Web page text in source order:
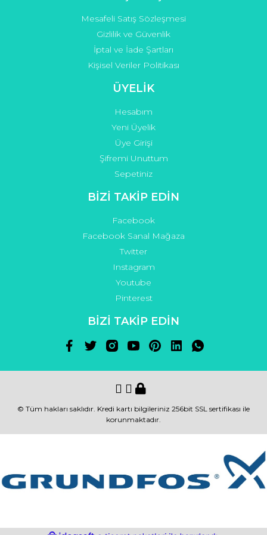
Mesafeli Satış Sözleşmesi
Gizlilik ve Güvenlik
İptal ve İade Şartları
Kişisel Veriler Politikası
ÜYELİK
Hesabım
Yeni Üyelik
Üye Girişi
Şifremi Unuttum
Sepetiniz
BİZİ TAKİP EDİN
Facebook
Facebook Sanal Mağaza
Twitter
Instagram
Youtube
Pinterest
BİZİ TAKİP EDİN
© Tüm hakları saklıdır. Kredi kartı bilgileriniz 256bit SSL sertifikası ile
korunmaktadır.